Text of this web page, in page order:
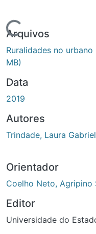
Carregando...
Arquivos
Ruralidades no
MB)
Data
2019
Autores
Trindade, Laura
Orientador
Coelho Neto, Agripino
Editor
Universidade do